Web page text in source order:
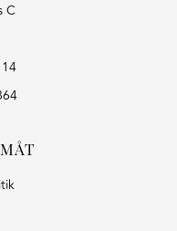
C